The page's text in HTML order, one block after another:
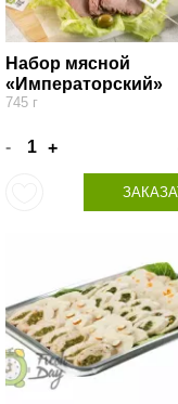
Набор мясной
«Императорский»
745 г
- +